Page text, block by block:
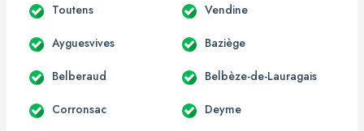
Toutens Vendine
Ayguesvives Baziège
Belberaud Belbèze-de-Lauragais
Corronsac Deyme